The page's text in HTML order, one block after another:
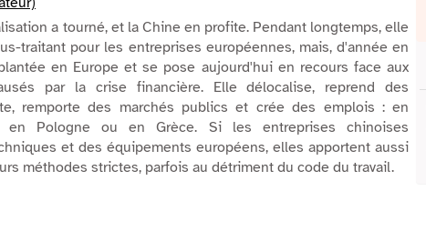
a tourné, et la Chine en profite. Pendant longtemps, elle
traitant pour les entreprises européennes, mais, d'année en
en Europe et se pose aujourd'hui en recours face aux
par la crise financière. Elle délocalise, reprend des
remporte des marchés publics et crée des emplois : en
en Pologne ou en Grèce. Si les entreprises chinoises
et des équipements européens, elles apportent aussi
méthodes strictes, parfois au détriment du code du travail.